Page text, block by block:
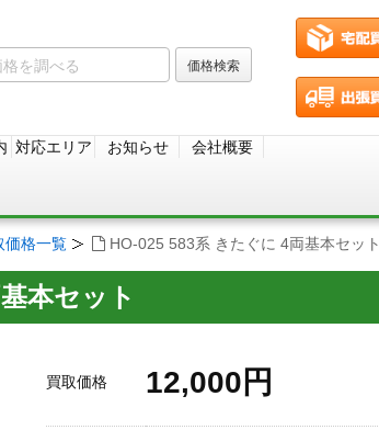
対応エリア お知らせ 会社概要
価格一覧 HO-025 583系 きたぐに 4両基本セット
本セット
買取価格 12,000円